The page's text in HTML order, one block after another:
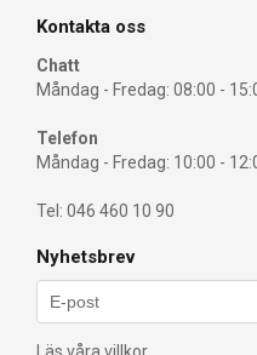
Kontakta oss
Chatt
Måndag - Fredag: 08:00 -
Telefon
Måndag - Fredag: 10:00 -
Tel: 046 460 10 90
Nyhetsbrev